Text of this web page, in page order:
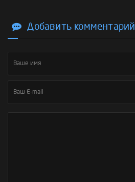
Добавить комментарий